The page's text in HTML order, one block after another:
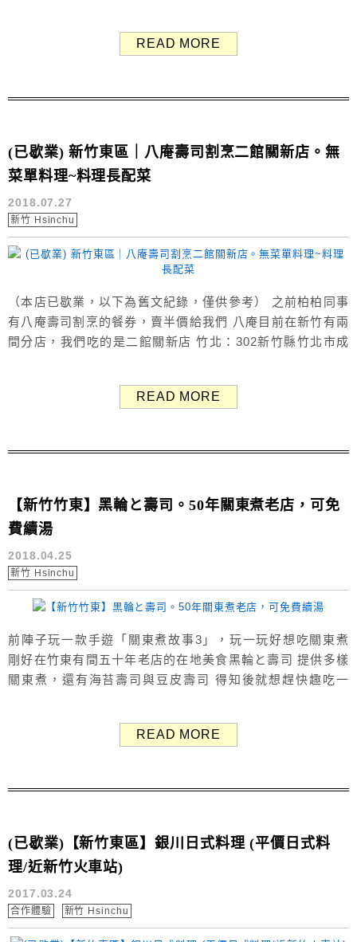
10-30元之間，直接跟店家點即可 可以選湯料一起或湯料分
READ MORE
(已歇業) 新竹東區｜八庵壽司割烹二館關新店。無
菜單料理~料理長配菜
2018.07.27
新竹 Hsinchu
（本店已歇業，以下為舊文紀錄，僅供參考） 之前柏柏同事
有八庵壽司割烹的餐券，賣半價給我們 八庵目前在新竹有兩
間分店，我們吃的是二館關新店 竹北：302新竹縣竹北市成
位跟一般座位，用餐氣氛還不錯 菜單 八庵主要提供日本料
READ MORE
【新竹竹東】黑輪と壽司。50年關東煮老店，可免
費續湯
2018.04.25
新竹 Hsinchu
前陣子玩一款手遊「關東煮故事3」，玩一玩好想吃關東煮
剛好在竹東有間五十年老店的在地美食黑輪と壽司 提供多樣
關東煮，還有海苔壽司與豆皮壽司 得知後就想趕快趣吃一
飽，缺一個主食好像怪怪的（不習慣） 所以覺得店家很聰
READ MORE
(已歇業)【新竹東區】銀川日式料理 (平價日式料
理/近新竹火車站)
2017.03.24
合作體驗 新竹 Hsinchu